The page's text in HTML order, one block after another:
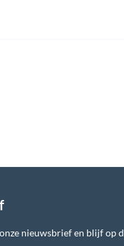
nieuwsbrief en blijf op